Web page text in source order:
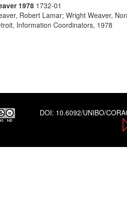
1978 1732-01
Robert Lamar; Wright Weaver,
Information Coordinators, 1978
DOI: 10.6092/UNIBO/